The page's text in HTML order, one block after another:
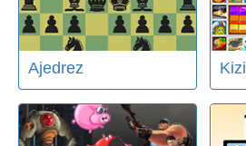
Ajedrez Kizi